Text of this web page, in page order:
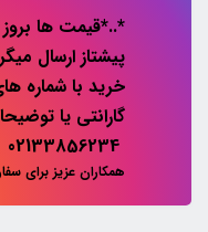
*..*قیمت ها
پیشتاز ارسال
خرید با شماره
گارانتی یا
همکاران عزیز برای